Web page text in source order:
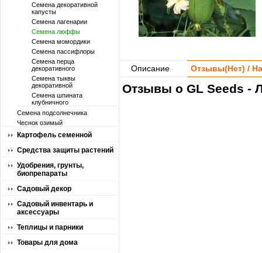
Семена декоративной
капусты
Семена лагенарии
Семена люффы
Семена момордики
Семена пассифлоры
Семена перца
декоративного
Семена тыквы
декоративной
Семена шпината
клубничного
Семена подсолнечника
Чеснок озимый
Картофель семенной
Средства защиты растений
Удобрения, грунты,
биопрепараты
Садовый декор
Садовый инвентарь и
аксессуары
Теплицы и парники
Товары для дома
Описание Отзывы(Нет) /
Отзывы о GL Seeds -